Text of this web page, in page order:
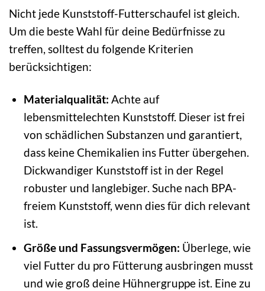
Nicht jede Kunststoff-Futterschaufel ist gleich.
Um die beste Wahl für deine Bedürfnisse zu
treffen, solltest du folgende Kriterien
berücksichtigen:
Materialqualität: Achte auf
lebensmittelechten Kunststoff. Dieser ist frei
von schädlichen Substanzen und garantiert,
dass keine Chemikalien ins Futter übergehen.
Dickwandiger Kunststoff ist in der Regel
robuster und langlebiger. Suche nach BPA-
freiem Kunststoff, wenn dies für dich relevant
ist.
Größe und Fassungsvermögen: Überlege, wie
viel Futter du pro Fütterung ausbringen musst
und wie groß deine Hühnergruppe ist. Eine zu